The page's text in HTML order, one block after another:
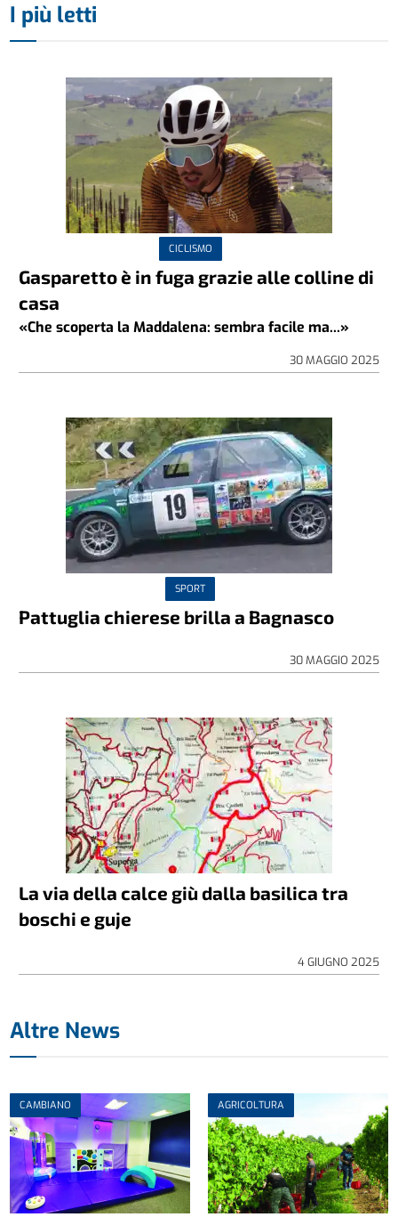
I più letti
CICLISMO
Gasparetto è in fuga grazie alle colline di
casa
«Che scoperta la Maddalena: sembra facile ma...»
30 MAGGIO 2025
SPORT
Pattuglia chierese brilla a Bagnasco
30 MAGGIO 2025
La via della calce giù dalla basilica tra
boschi e guje
4 GIUGNO 2025
Altre News
CAMBIANO AGRICOLTURA